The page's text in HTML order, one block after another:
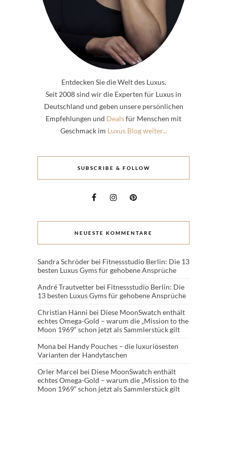
Entdecken Sie die Welt des Luxus.
Seit 2008 sind wir die Experten für Luxus in
Deutschland und geben unsere persönlichen
Empfehlungen und Dealsfür Menschen mit
Geschmack im Luxus Blog weiter...
SUBSCRIBE & FOLLOW
NEUESTE KOMMENTARE
Sandra Schröder bei Fitnessstudio Berlin: Die 13
besten Luxus Gyms für gehobene Ansprüche
André Trautvetter bei Fitnessstudio Berlin: Die
13 besten Luxus Gyms für gehobene Ansprüche
Christian Hänni bei Diese MoonSwatch enthält
echtes Omega-Gold – warum die „Mission to the
Moon 1969“ schon jetzt als Sammlerstück gilt
Mona bei Handy Pouches – die luxuriösesten
Varianten der Handytaschen
Orler Marcel bei Diese MoonSwatch enthält
echtes Omega-Gold – warum die „Mission to the
Moon 1969“ schon jetzt als Sammlerstück gilt